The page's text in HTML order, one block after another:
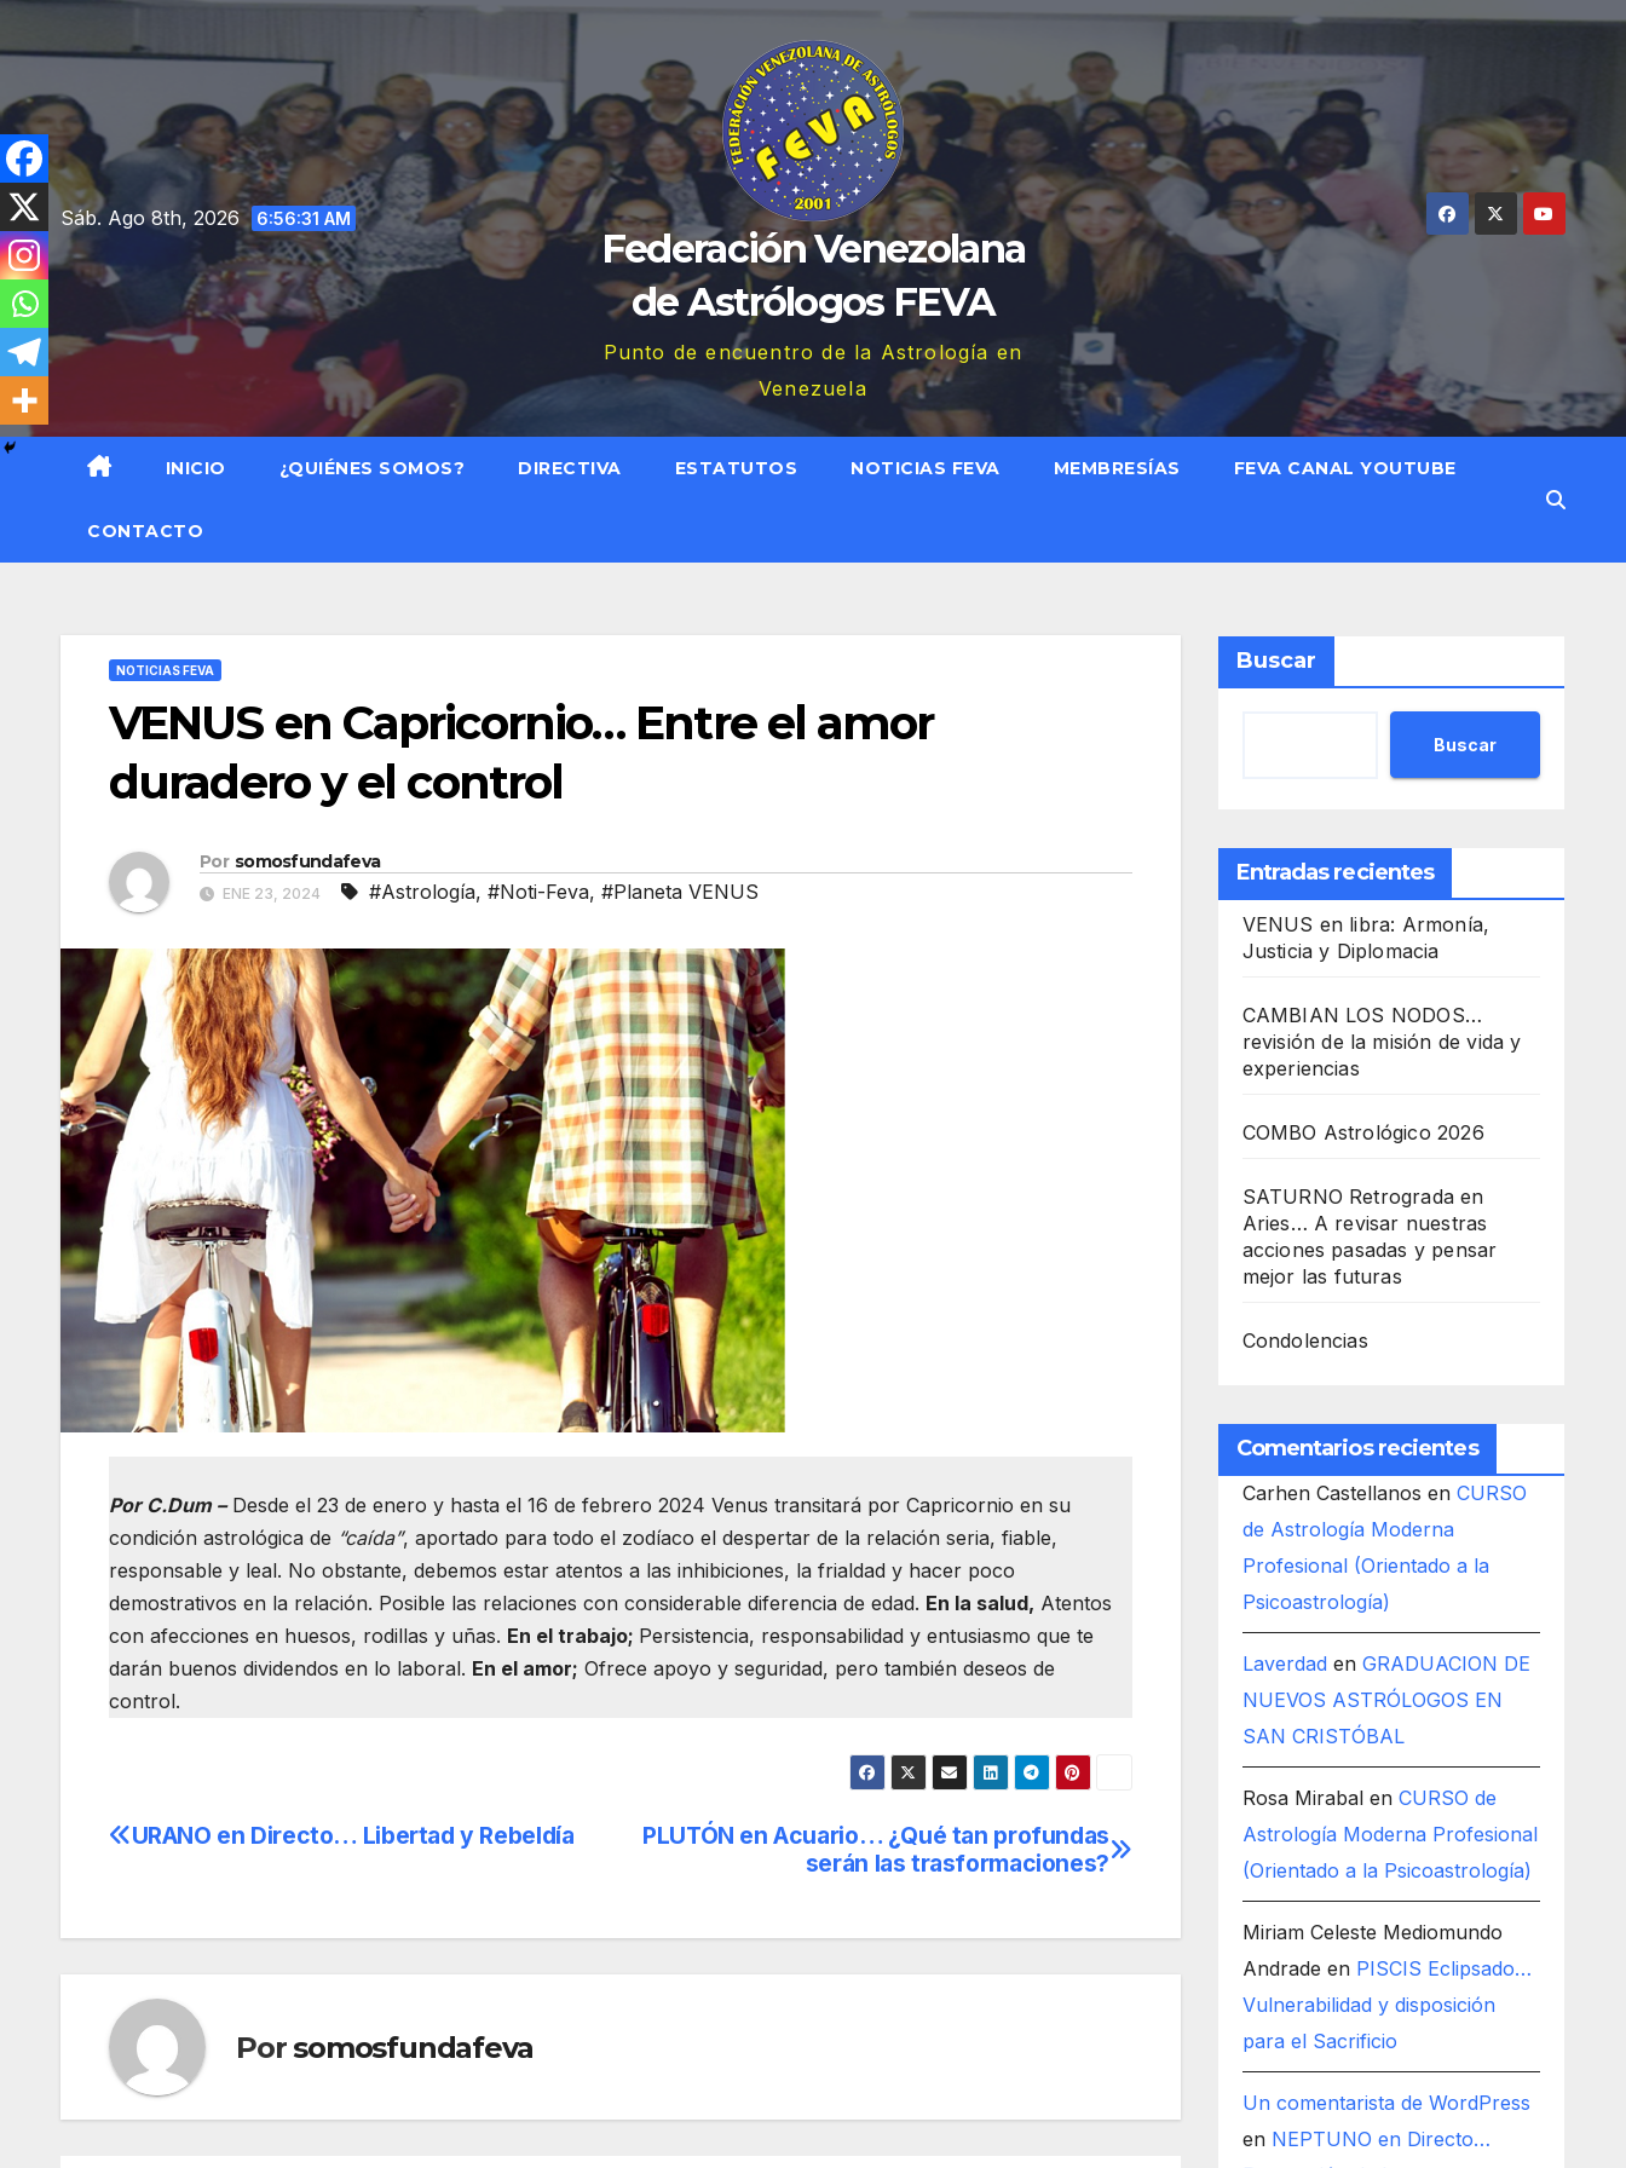
al
contenido
Sáb. Ago 8th, 2026 6:56:32 AM
Federación Venezolana
de Astrólogos FEVA
Punto de encuentro de la Astrología en
Venezuela
INICIO ¿QUIÉNES SOMOS? DIRECTIVA ESTATUTOS NOTICIAS FEVA MEMBRESÍAS FEVA CANAL YOUTUBE
CONTACTO
NOTICIAS FEVA
VENUS en Capricornio… Entre el amor
duradero y el control
Por somosfundafeva
ENE 23, 2024 #Astrología, #Noti-Feva, #Planeta VENUS
Por C.Dum –Desde el 23 de enero y hasta el 16 de febrero 2024 Venus transitará por Capricornio en su
condición astrológica de “caída”, aportado para todo el zodíaco el despertar de la relación seria, fiable,
responsable y leal. No obstante, debemos estar atentos a las inhibiciones, la frialdad y hacer poco
demostrativos en la relación. Posible las relaciones con considerable diferencia de edad. En la salud, Atentos
con afecciones en huesos, rodillas y uñas. En el trabajo; Persistencia, responsabilidad y entusiasmo que te
darán buenos dividendos en lo laboral. En el amor; Ofrece apoyo y seguridad, pero también deseos de
control.
Navegación
entradas
PLUTÓN en Acuario… ¿Qué tan profundas
serán las trasformaciones?
URANO en Directo… Libertad y Rebeldía
Porsomosfundafeva
Buscar
Buscar
Entradas recientes
VENUS en libra: Armonía,
Justicia y Diplomacia
CAMBIAN LOS NODOS…
revisión de la misión de vida y
experiencias
COMBO Astrológico 2026
SATURNO Retrograda en
Aries… A revisar nuestras
acciones pasadas y pensar
mejor las futuras
Condolencias
Comentarios recientes
Carhen Castellanos en CURSO
de Astrología Moderna
Profesional (Orientado a la
Psicoastrología)
Laverdad en GRADUACION DE
NUEVOS ASTRÓLOGOS EN
SAN CRISTÓBAL
Rosa Mirabalen CURSO de
Astrología Moderna Profesional
(Orientado a la Psicoastrología)
Miriam Celeste Mediomundo
Andrade en PISCIS Eclipsado…
Vulnerabilidad y disposición
para el Sacrificio
Un comentarista de WordPress
en NEPTUNO en Directo…